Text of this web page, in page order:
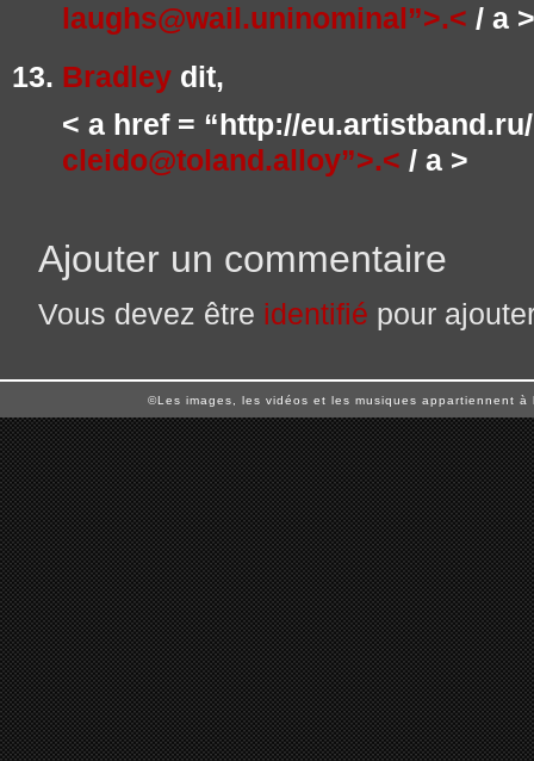
laughs@wail.uninominal”>.< / a >
Bradley dit,
< a href = “http://
cleido@toland.alloy”>.< / a >
Ajouter un commentaire
Vous devez être identifié pour
©Les images, les vidéos et les musiques appartiennent